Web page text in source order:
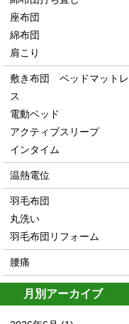
座布団
綿布団
肩こり
敷き布団 ベッドマットレ
ス
電動ベッド
アクティブスリープ
インタイム
温熱電位
羽毛布団
丸洗い
羽毛布団リフォーム
腰痛
月別アーカイブ